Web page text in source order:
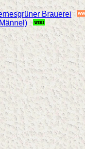
Brauerei